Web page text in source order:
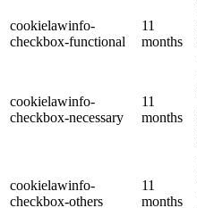
cookielawinfo-
checkbox-functional
11
months
cookielawinfo-
checkbox-necessary
11
months
cookielawinfo-
checkbox-others
11
months